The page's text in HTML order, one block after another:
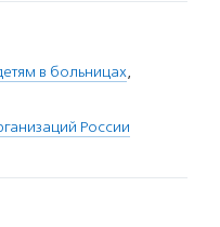
в больницах,
России